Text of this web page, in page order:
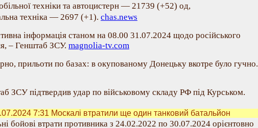
техніки та автоцистерн — 21739 (+52) од,
техніка — 2697 (+1). chas.news
інформація станом на 08.00 31.07.2024 щодо російського
– Генштаб ЗСУ. magnolia-tv.com
прильоти по базах: в окупованому Донецьку вкотре було гучно.
ЗСУ підтвердив удар по військовому складу РФ під Курськом.
7:31 Москалі втратили ще один танковий батальйон
бойові втрати противника з 24.02.2022 по 30.07.2024 орієнтовно